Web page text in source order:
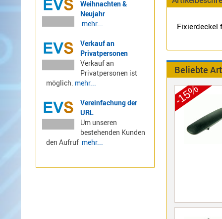
Multiband
Nagoya
Zubehör
Alinco
Weihnachten &
Neujahr
mehr...
Verkauf an
Privatpersonen
Verkauf an
Privatpersonen ist
möglich. mehr...
Vereinfachung der
URL
Um unseren
bestehenden Kunden
den Aufruf mehr...
Fixierdeckel
Beliebte
-15%